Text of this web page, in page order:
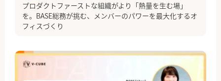
プロダクトファーストな組織がより「熱量を生む場」
を。BASE総務が挑む、メンバーのパワーを最大化するオ
フィスづくり